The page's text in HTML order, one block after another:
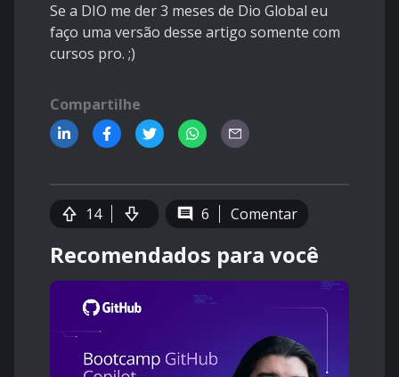
Se a DIO me der 3 meses de Dio Global eu
faço uma versão desse artigo somente com
cursos pro. ;)
Compartilhe
14 6 Comentar
Recomendados para você